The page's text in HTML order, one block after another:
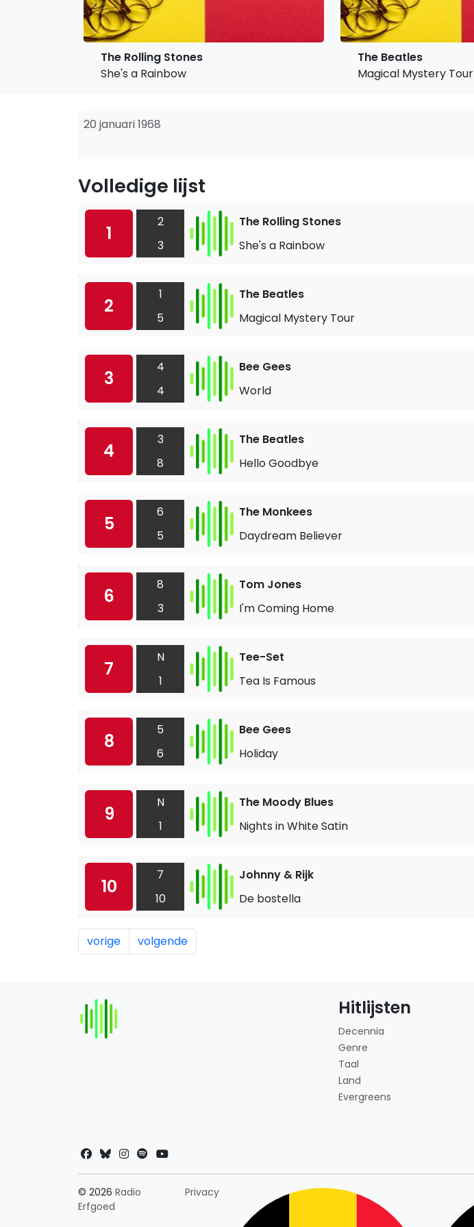
The Rolling Stones
She's a Rainbow
The Beatles
Magical Mystery Tour
20 januari 1968
Volledige lijst
1
2
3
The Rolling Stones
She's a Rainbow
2
1
5
The Beatles
Magical Mystery Tour
3
4
4
Bee Gees
World
4
3
8
The Beatles
Hello Goodbye
5
6
5
The Monkees
Daydream Believer
6
8
3
Tom Jones
I'm Coming Home
7
N
1
Tee-Set
Tea Is Famous
8
5
6
Bee Gees
Holiday
9
N
1
The Moody Blues
Nights in White Satin
10
7
10
Johnny & Rijk
De bostella
vorige volgende
Hitlijsten
Decennia
Genre
Taal
Land
Evergreens
© 2026 Radio
Erfgoed
PrivacyLandkeuze